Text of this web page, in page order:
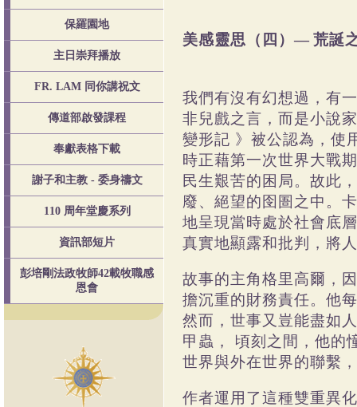
保羅園地
主日崇拜播放
FR. LAM 同你講祝文
傳道部啟發課程
奉獻表格下載
謝子和主教 - 委身禱文
110 周年堂慶系列
資訊部短片
彭培剛法政牧師42載牧職感
恩會
美感靈思（四）— 荒誕
我們有沒有幻想過，有
非兒戲之言，而是小說
變形記 》被公認為，使
時正藉第一次世界大戰
民生艱苦的困局。故此
廢、絕望的囹圄之中。
地呈現當時處於社會底
真實地顯露和批判，將
故事的主角格里高爾，
擔沉重的財務責任。他
然而，世事又豈能盡如
甲蟲，
頃刻之間，他的
世界與外在世界的聯繫
作者運用了這種雙重異